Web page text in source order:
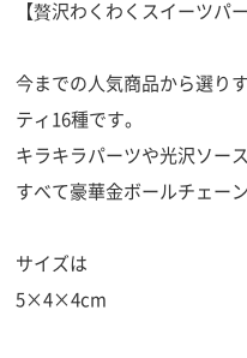
【贅沢わくわくスイーツパ
今までの人気商品から選り
ティ16種です。
キラキラパーツや光沢ソー
すべて豪華金ボールチェー
サイズは
5×4×4cm